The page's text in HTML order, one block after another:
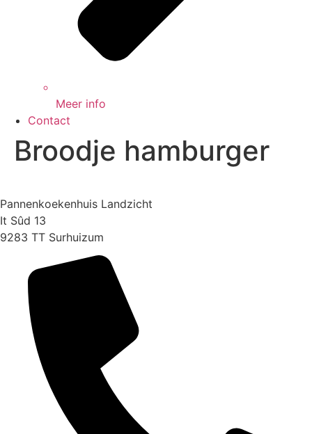
Meer info
Contact
Broodje hamburger
Pannenkoekenhuis Landzicht
It Sûd 13
9283 TT Surhuizum